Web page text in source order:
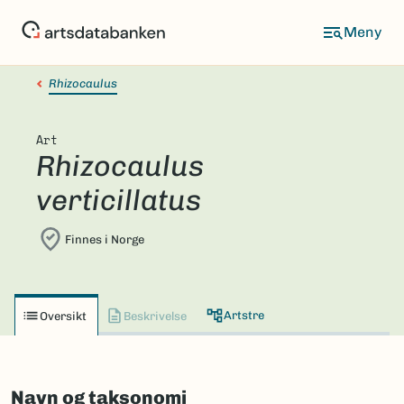
Rhizocaulus
Art
Rhizocaulus
verticillatus
Finnes i Norge
Oversikt Beskrivelse Artstre
Navn og taksonomi